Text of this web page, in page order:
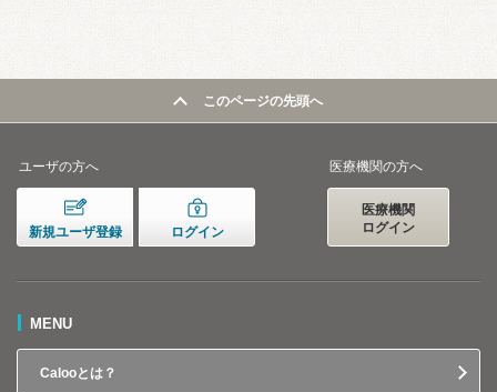
このページの先頭へ
ユーザの方へ
新規ユーザ登録 ログイン
医療機関の方へ
医療機関
ログイン
MENU
Calooとは？